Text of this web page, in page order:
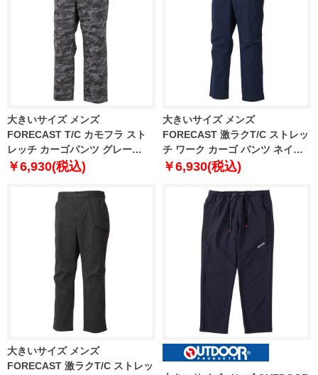
大きいサイズ メンズ
FORECAST T/C カモフラ スト
レッチ カーゴパンツ グレー
1274-3241-2 120 130 140 150
￥6,930(税込)
大きいサイズ メンズ
FORECAST 激ラクT/C ストレッ
チ ワーク カーゴ パンツ ネイビ
ー 1274-3242-1 120 130 140
￥6,930(税込)
大きいサイズ メンズ
FORECAST 激ラクT/C ストレッ